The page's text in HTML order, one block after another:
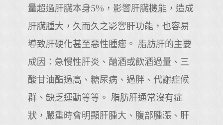
量超過肝臟本身5%，影響肝臟機能，造成
肝臟腫大，久而久之影響肝功能，也容易
導致肝硬化甚至惡性腫瘤。 脂肪肝的主要
成因：急慢性肝炎、酗酒或飲酒過量、三
酸甘油酯過高、糖尿病、過胖、代謝症候
群、缺乏運動等等。 脂肪肝通常沒有症
狀，嚴重時會明顯肝腫大、腹部腫漲、肝